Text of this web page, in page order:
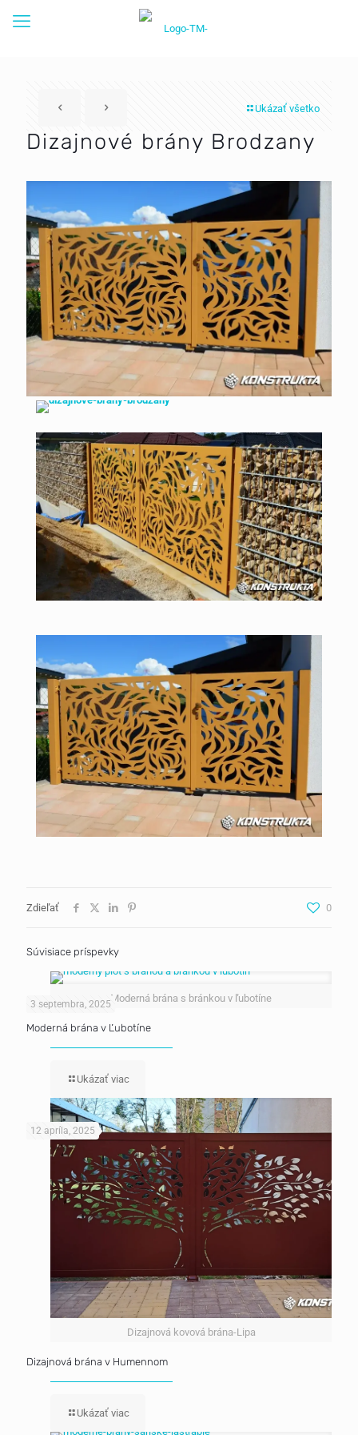
Ukázať všetko
Dizajnové brány Brodzany
Zdieľať 0
Súvisiace príspevky
Moderná brána s bránkou v ľubotíne
3 septembra, 2025
Moderná brána v Ľubotíne
Ukázať viac
Dizajnová kovová brána-Lipa
12 apríla, 2025
Dizajnová brána v Humennom
Ukázať viac